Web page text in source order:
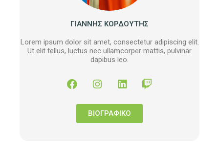
ΓΙΑΝΝΗΣ ΚΟΡΔΟΥΤΗΣ
Lorem ipsum dolor sit amet, consectetur adipiscing elit.
Ut elit tellus, luctus nec ullamcorper mattis, pulvinar
dapibus leo.
ΒΙΟΓΡΑΦΙΚΟ